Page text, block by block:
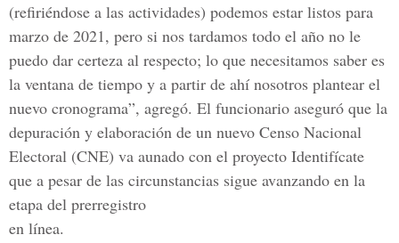
(refiriéndose a las actividades) podemos estar listos para
marzo de 2021, pero si nos tardamos todo el año no le
puedo dar certeza al respecto; lo que necesitamos saber es
la ventana de tiempo y a partir de ahí nosotros plantear el
nuevo cronograma”, agregó. El funcionario aseguró que la
depuración y elaboración de un nuevo Censo Nacional
Electoral (CNE) va aunado con el proyecto Identifícate
que a pesar de las circunstancias sigue avanzando en la
etapa del prerregistro
en línea.